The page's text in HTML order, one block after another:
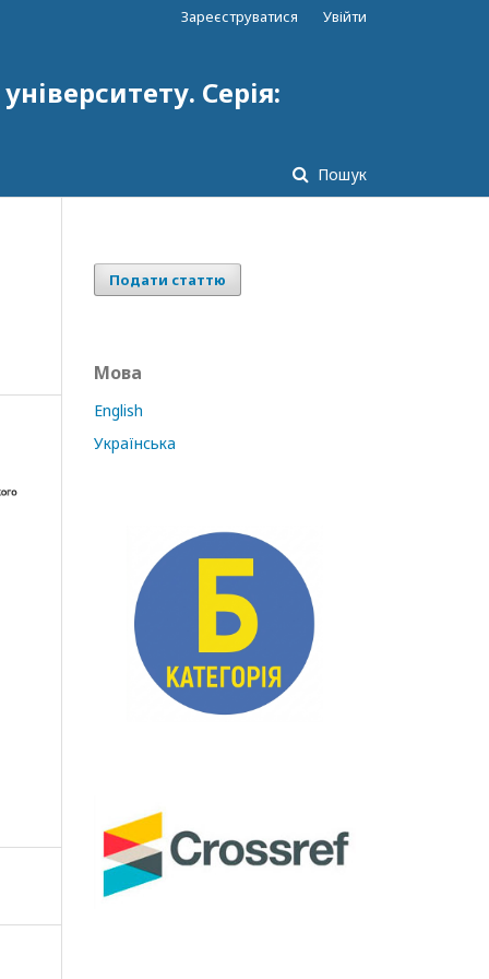
Серія:
Пошук
Зареєструватися Увійти
Подати статтю
Мова
English
Українська